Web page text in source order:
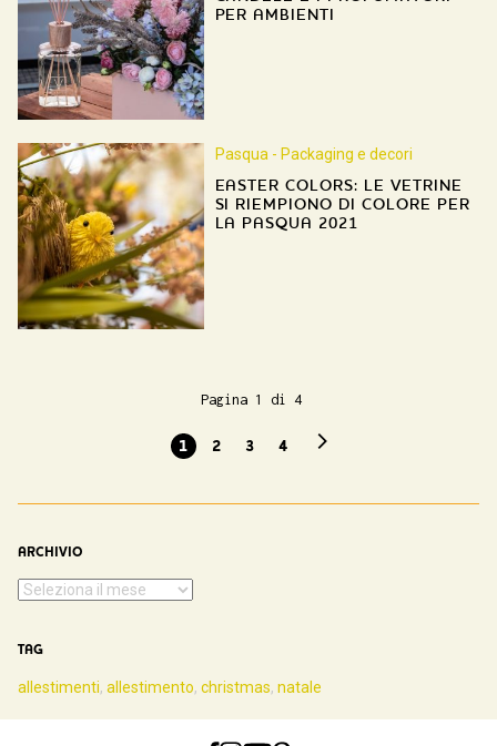
PER AMBIENTI
Pasqua - Packaging e decori
EASTER COLORS: LE VETRINE
SI RIEMPIONO DI COLORE PER
LA PASQUA 2021
Pagina 1 di 4
1 2 3 4
ARCHIVIO
TAG
allestimenti, allestimento, christmas, natale